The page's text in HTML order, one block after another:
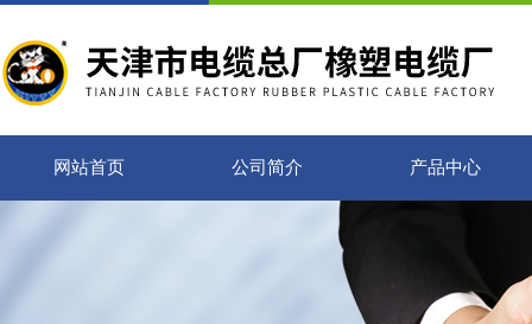
网站首页 公司简介 产品中心